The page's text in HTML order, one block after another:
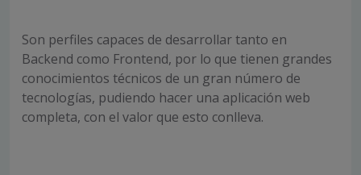
Son perfiles capaces de desarrollar tanto en
Backend como Frontend, por lo que tienen grandes
conocimientos técnicos de un gran número de
tecnologías, pudiendo hacer una aplicación web
completa, con el valor que esto conlleva.